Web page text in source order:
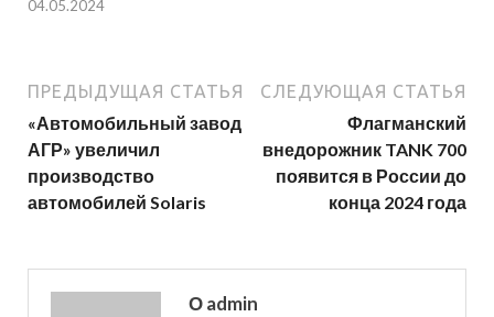
04.05.2024
ПРЕДЫДУЩАЯ СТАТЬЯ
«Автомобильный завод
АГР» увеличил
производство
автомобилей Solaris
СЛЕДУЮЩАЯ СТАТЬЯ
Флагманский
внедорожник TANK 700
появится в России до
конца 2024 года
О admin